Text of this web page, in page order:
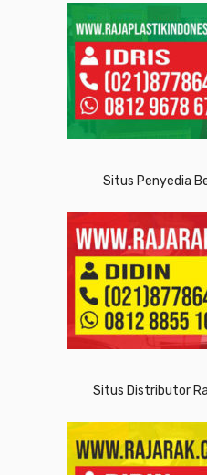
Situs Penyedia
Situs Distributor